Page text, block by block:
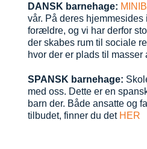
DANSK barnehage:
vår. På deres hjemmesides
forældre, og vi har derfor
der skabes rum til sociale
hvor der er plads til
SPANSK barnehage:
med oss. Dette er en
barn der. Både ansatte og
tilbudet, finner du det HER